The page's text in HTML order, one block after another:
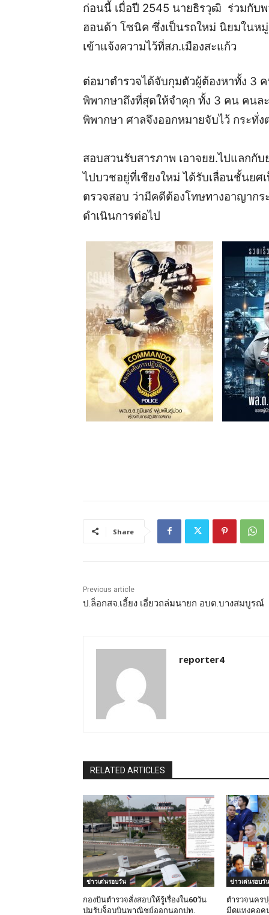
ก่อนนี้ เมื่อปี 2545 นายธิรวุฒิ ร่วมกับ
ฮอนด้า โซนิค ซึ่งเป็นรถใหม่ นิยมในห
เข้าแจ้งความไว้ที่สภ.เมืองสะแก้ว
ต่อมาตำรวจได้จับกุมตัวผู้ต้องหาทั้ง 3
พิพากษาถึงที่สุดให้จำคุก ทั้ง 3 คน คน
พิพากษา ศาลจึงออกหมายจับไว้ กระทั่ง
สอบสวนรับสารภาพ เอาจยย.ไปแลกกั
ไปบวชอยู่ที่เชียงใหม่ ได้รับเลื่อนชั้นย
ตรวจสอบ ว่ามีคดีต้องโทษทางอาญาก
ดำเนินการต่อไป
Share
Previous article
ป.ล็อกสจ.เอี้ยง เอี่ยวถล่มนายก อบต.บางสมบูรณ์
reporter4
RELATED ARTICLES
ข่าวเด่นรอบวัน
กองบินตำรวจสั่งสอบให้รู้เรื่องใน60วัน
ปมรับจ็อบบินพาณิชย์ออกนอกปท.
ข่าวเด่นรอบวัน
ตำรวจนคร
มีดแทงคอค